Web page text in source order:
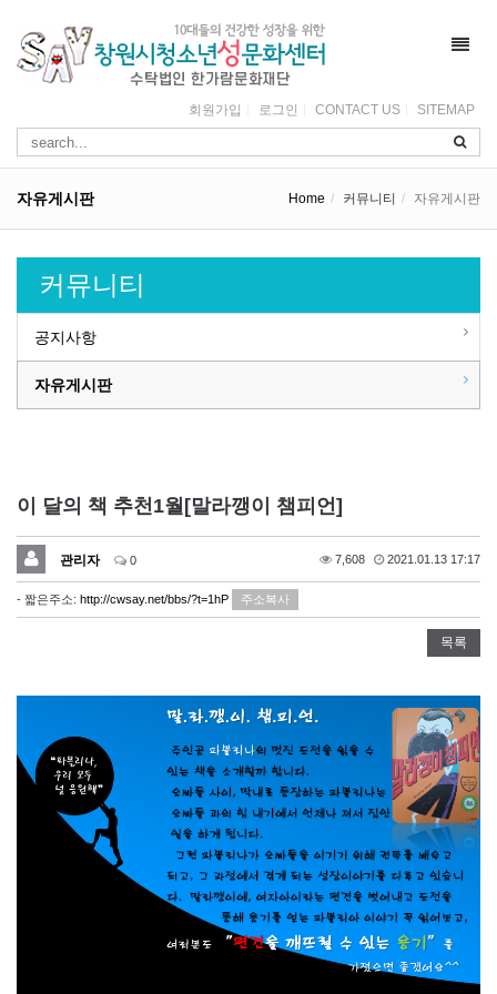
회원가입 로그인 CONTACT US SITEMAP
자유게시판 Home 커뮤니티 자유게시판
커뮤니티
공지사항
자유게시판
이 달의 책 추천1월[말라깽이 챔피언]
관리자 0 7,608 2021.01.13 17:17
- 짧은주소: http://cwsay.net/bbs/?t=1hP 주소복사
목록